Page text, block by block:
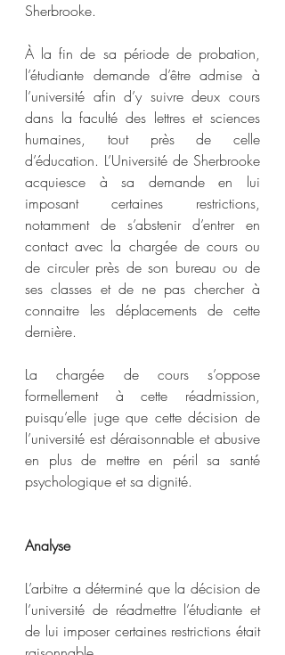
Sherbrooke.
À la fin de sa période de probation,
l’étudiante demande d’être admise à
l’université afin d’y suivre deux cours
dans la faculté des lettres et sciences
humaines, tout près de celle
d’éducation. L’Université de Sherbrooke
acquiesce à sa demande en lui
imposant certaines restrictions,
notamment de s’abstenir d’entrer en
contact avec la chargée de cours ou
de circuler près de son bureau ou de
ses classes et de ne pas chercher à
connaitre les déplacements de cette
dernière.
La chargée de cours s’oppose
formellement à cette réadmission,
puisqu’elle juge que cette décision de
l’université est déraisonnable et abusive
en plus de mettre en péril sa santé
psychologique et sa dignité.
Analyse
L’arbitre a déterminé que la décision de
l’université de réadmettre l’étudiante et
de lui imposer certaines restrictions était